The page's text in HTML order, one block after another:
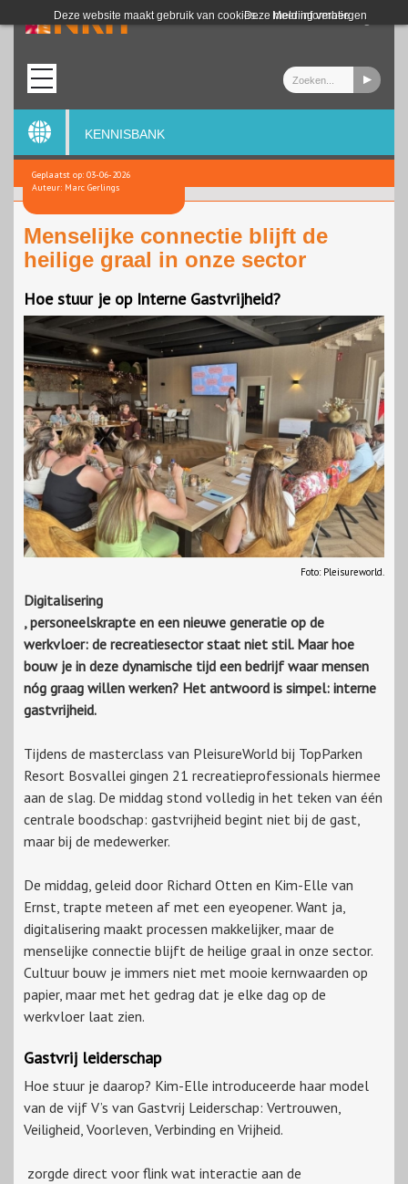
Deze website maakt gebruik van cookies. Meer informatie
Deze melding verbergen
Login
KENNISBANK
Geplaatst op: 03-06-2026
Auteur: Marc Gerlings
Menselijke connectie blijft de
heilige graal in onze sector
Hoe stuur je op Interne Gastvrijheid?
Foto: Pleisureworld.
Digitalisering
, personeelskrapte en een nieuwe generatie op de
werkvloer: de recreatiesector staat niet stil. Maar hoe
bouw je in deze dynamische tijd een bedrijf waar mensen
nóg graag willen werken? Het antwoord is simpel: interne
gastvrijheid.
Tijdens de masterclass van PleisureWorld bij TopParken
Resort Bosvallei gingen 21 recreatieprofessionals hiermee
aan de slag. De middag stond volledig in het teken van één
centrale boodschap: gastvrijheid begint niet bij de gast,
maar bij de medewerker.
De middag, geleid door Richard Otten en Kim-Elle van
Ernst, trapte meteen af met een eyeopener. Want ja,
digitalisering maakt processen makkelijker, maar de
menselijke connectie blijft de heilige graal in onze sector.
Cultuur bouw je immers niet met mooie kernwaarden op
papier, maar met het gedrag dat je elke dag op de
werkvloer laat zien.
Gastvrij leiderschap
Hoe stuur je daarop? Kim-Elle introduceerde haar model
van de vijf V’s van Gastvrij Leiderschap: Vertrouwen,
Veiligheid, Voorleven, Verbinding en Vrijheid.
zorgde direct voor flink wat interactie aan de